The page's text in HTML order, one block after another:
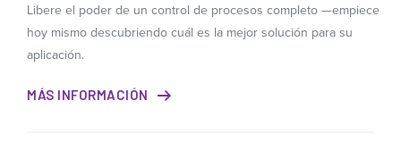
Libere el poder de un control de procesos completo —empiece
hoy mismo descubriendo cuál es la mejor solución para su
aplicación.
MÁS INFORMACIÓN